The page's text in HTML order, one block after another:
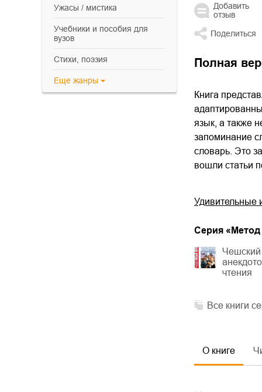
ужасы / мистика
учебники и пособия для
вузов
cтихи, поэзия
Еще жанры
Добавить
отзыв
Поделиться
Полная
Книга
язык, а также
запоминание
словарь. Это
вошли статьи
Удивительные
Cерия «
Чешский
чтения
Все книги
О книге